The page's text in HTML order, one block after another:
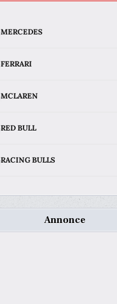
MERCEDES
FERRARI
MCLAREN
RED BULL
RACING BULLS
Annonce